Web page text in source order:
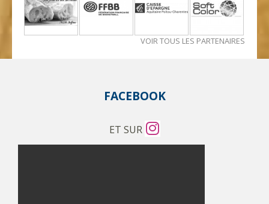
VOIR TOUS LES PARTENAIRES
FACEBOOK
ET SUR